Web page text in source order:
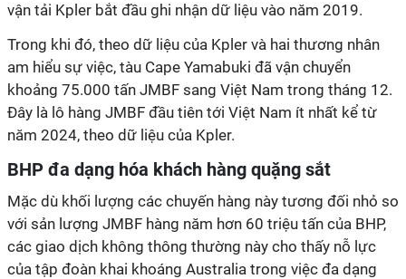
vận tải Kpler bắt đầu ghi nhận dữ liệu vào năm 2019.
Trong khi đó, theo dữ liệu của Kpler và hai thương nhân
am hiểu sự việc, tàu Cape Yamabuki đã vận chuyển
khoảng 75.000 tấn JMBF sang Việt Nam trong tháng 12.
Đây là lô hàng JMBF đầu tiên tới Việt Nam ít nhất kể từ
năm 2024, theo dữ liệu của Kpler.
BHP đa dạng hóa khách hàng quặng sắt
Mặc dù khối lượng các chuyến hàng này tương đối nhỏ so
với sản lượng JMBF hàng năm hơn 60 triệu tấn của BHP,
các giao dịch không thông thường này cho thấy nỗ lực
của tập đoàn khai khoáng Australia trong việc đa dạng